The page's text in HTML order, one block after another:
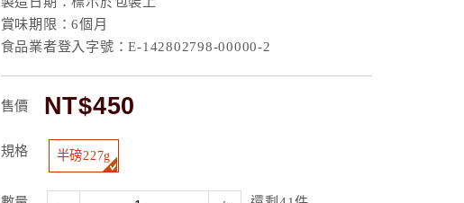
賞味期限：6個月
食品業者登入字號：E-142802798-00000-2
售價 NT$450
規格 半磅227g